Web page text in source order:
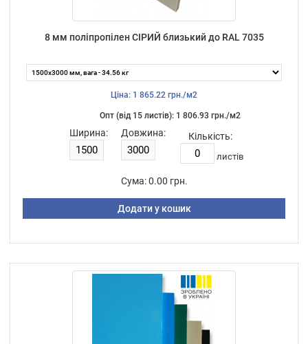
8 мм поліпропілен СІРИЙ близький до RAL 7035
Ціна: 1 865.22 грн./м2
Опт (від 15 листiв): 1 806.93 грн./м2
Ширина: Довжина: Кількість:
листiв
Сума: 0.00 грн.
Додати у кошик